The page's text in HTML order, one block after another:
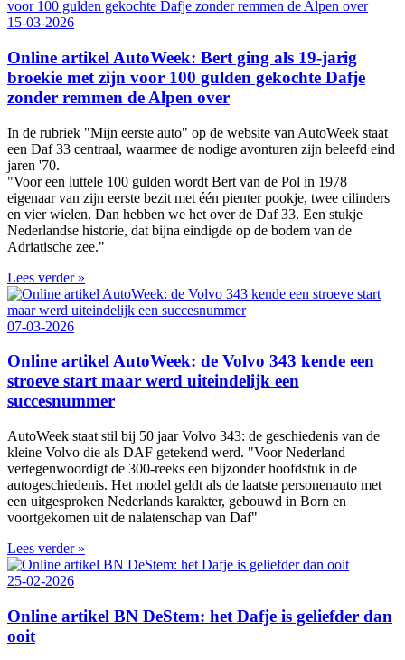
15-03-2026
Online artikel AutoWeek: Bert ging als 19-jarig
broekie met zijn voor 100 gulden gekochte Dafje
zonder remmen de Alpen over
In de rubriek "Mijn eerste auto" op de website van AutoWeek staat
een Daf 33 centraal, waarmee de nodige avonturen zijn beleefd eind
jaren '70.
"Voor een luttele 100 gulden wordt Bert van de Pol in 1978
eigenaar van zijn eerste bezit met één pienter pookje, twee cilinders
en vier wielen. Dan hebben we het over de Daf 33. Een stukje
Nederlandse historie, dat bijna eindigde op de bodem van de
Adriatische zee."
Lees verder »
07-03-2026
Online artikel AutoWeek: de Volvo 343 kende een
stroeve start maar werd uiteindelijk een
succesnummer
AutoWeek staat stil bij 50 jaar Volvo 343: de geschiedenis van de
kleine Volvo die als DAF getekend werd. "Voor Nederland
vertegenwoordigt de 300‑reeks een bijzonder hoofdstuk in de
autogeschiedenis. Het model geldt als de laatste personenauto met
een uitgesproken Nederlands karakter, gebouwd in Born en
voortgekomen uit de nalatenschap van Daf"
Lees verder »
25-02-2026
Online artikel BN DeStem: het Dafje is geliefder dan
ooit